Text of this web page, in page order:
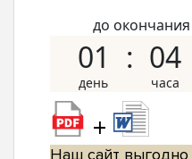
до окончания
01 04
+
Наш сайт выгодно